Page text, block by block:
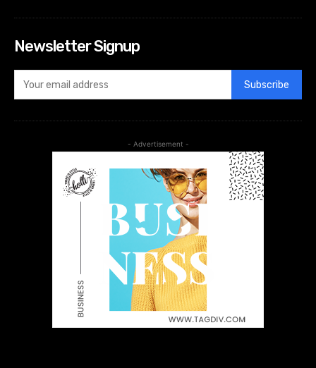
Newsletter Signup
Subscribe
- Advertisement -